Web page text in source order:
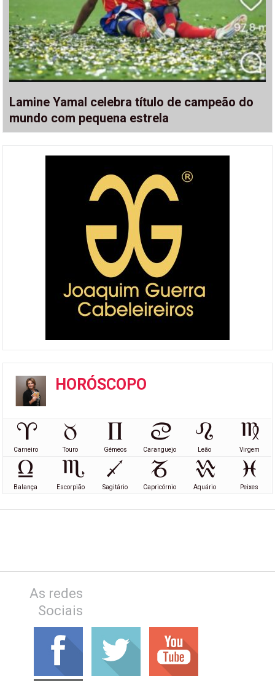
Lamine Yamal celebra título de campeão do
mundo com pequena estrela
HORÓSCOPO
Carneiro Touro Gémeos Caranguejo Leão Virgem
Balança Escorpião Sagitário Capricórnio Aquário Peixes
As redes
Sociais